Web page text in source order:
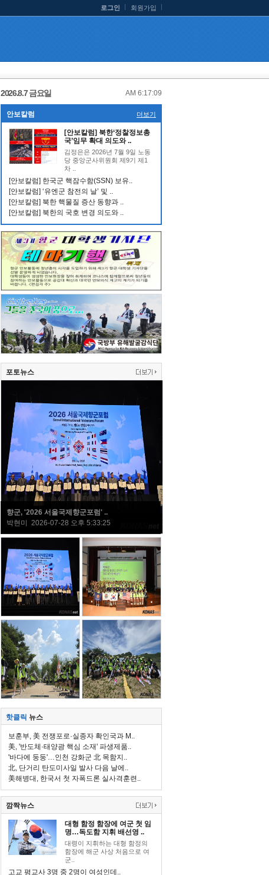
로그인 회원가입
2026.8.7 금요일 AM 6:17:10
안보칼럼 더보기
[안보칼럼] 북한‘정찰정보총
국’임무 확대 의도와 ..
김정은은 2026년 7월 9일 노동
당 중앙군사위원회 제9기 제1
차 ..
[안보칼럼] 한국군 핵잠수함(SSN) 보유..
[안보칼럼] ‘유엔군 참전의 날’ 및 ..
[안보칼럼] 북한 핵물질 증산 동향과 ..
[안보칼럼] 북한의 국호 변경 의도와 ..
포토뉴스
향군, '2026 서울국제향군포럼' ..
박현미 2026-07-28 오후 5:33:25
핫클릭 뉴스
보훈부, 美 전쟁포로·실종자 확인국과 M..
美, '반도체·태양광 핵심 소재' 파생제품..
'바다에 둥둥'…인천 강화군 北 목함지..
北, 단거리 탄도미사일 발사 다음 날에..
美해병대, 한국서 첫 자폭드론 실사격훈련..
깜짝뉴스
대형 함정 함장에 여군 첫 임
명…독도함 지휘 배선영 ..
대령이 지휘하는 대형 함정의
함장에 해군 사상 처음으로 여
군..
고교 평교사 3명 중 2명이 여성인데..